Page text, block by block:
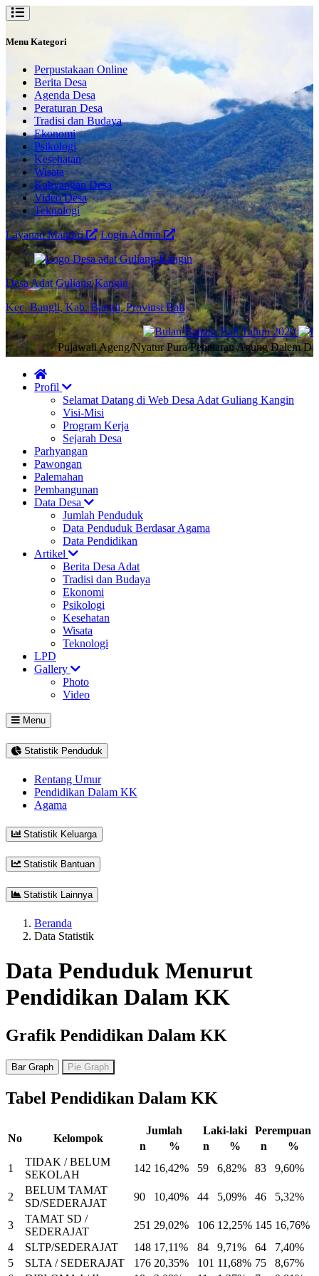
Menu Kategori
Perpustakaan Online
Berita Desa
Agenda Desa
Peraturan Desa
Tradisi dan Budaya
Ekonomi
Psikologi
Kesehatan
Wisata
Kahyangan Desa
Video Desa
Teknologi
Layanan Mandiri
Login Admin
Desa Adat Guliang Kangin
Kec. Bangli, Kab. Bangli, Provinsi Bali
Pujawali Ageng/Nyatur Pura Penataran Agung Dalem
Profil
Selamat Datang di Web Desa Adat Guliang Kangin
Visi-Misi
Program Kerja
Sejarah Desa
Parhyangan
Pawongan
Palemahan
Pembangunan
Data Desa
Jumlah Penduduk
Data Penduduk Berdasar Agama
Data Pendidikan
Artikel
Berita Desa Adat
Tradisi dan Budaya
Ekonomi
Psikologi
Kesehatan
Wisata
Teknologi
LPD
Gallery
Photo
Video
Menu
Statistik Penduduk
Rentang Umur
Pendidikan Dalam KK
Agama
Statistik Keluarga
Statistik Bantuan
Statistik Lainnya
Beranda
Data Statistik
Data Penduduk Menurut
Pendidikan Dalam KK
Grafik Pendidikan Dalam KK
Bar Graph Pie Graph
Tabel Pendidikan Dalam KK
No Kelompok
Jumlah Laki-laki
Perempuan
n
% n % n
%
1
TIDAK / BELUM
SEKOLAH
142 16,42% 59 6,82% 83 9,60%
2
BELUM TAMAT
SD/SEDERAJAT
90 10,40% 44 5,09% 46 5,32%
3
TAMAT SD /
SEDERAJAT
251 29,02% 106 12,25% 145 16,76%
4
SLTP/SEDERAJAT 148 17,11% 84 9,71% 64
7,40%
5
SLTA / SEDERAJAT 176 20,35% 101 11,68% 75
8,67%